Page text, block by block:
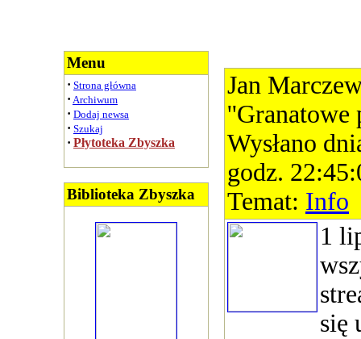
Menu
· Strona główna
· Archiwum
· Dodaj newsa
· Szukaj
· Płytoteka Zbyszka
Biblioteka Zbyszka
Jan
''Granatowe
Wysłano
godz.
Temat: Info
1
się